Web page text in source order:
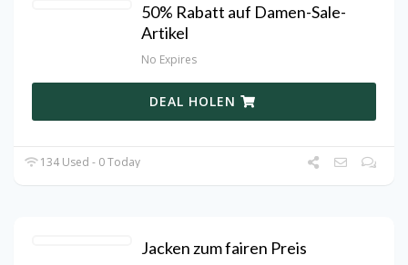
50% Rabatt auf Damen-Sale-
Artikel
No Expires
DEAL HOLEN
134 Used - 0 Today
Jacken zum fairen Preis